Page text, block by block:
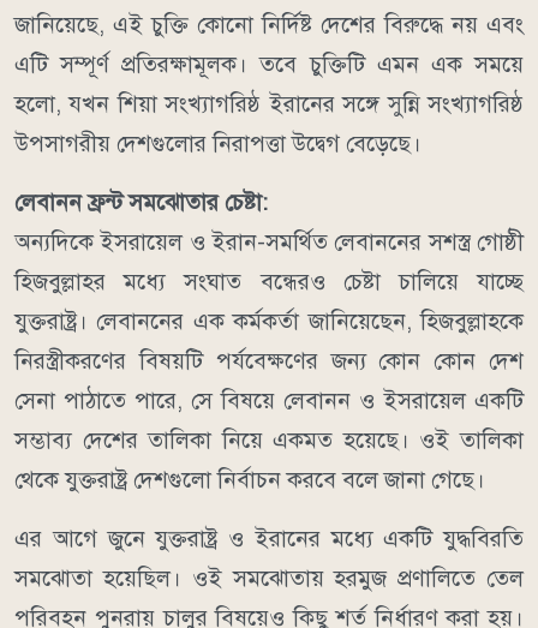
জানিয়েছে, এই চুক্তি কোনো নির্দিষ্ট দেশের বিরুদ্ধে নয় এবং
এটি সম্পূর্ণ প্রতিরক্ষামূলক।তবে চুক্তিটি এমন এক সময়ে
হলো, যখন শিয়া সংখ্যাগরিষ্ঠ ইরানের সঙ্গে সুন্নি সংখ্যাগরিষ্ঠ
উপসাগরীয় দেশগুলোর নিরাপত্তা উদ্বেগ বেড়েছে।
লেবানন ফ্রন্ট সমঝোতার চেষ্টা:
অন্যদিকে ইসরায়েল ও ইরান-সমর্থিত লেবাননের সশস্ত্র গোষ্ঠী
হিজবুল্লাহর মধ্যে সংঘাত বন্ধেরও চেষ্টা চালিয়ে যাচ্ছে
যুক্তরাষ্ট্র। লেবাননের এক কর্মকর্তা জানিয়েছেন, হিজবুল্লাহকে
নিরস্ত্রীকরণের বিষয়টি পর্যবেক্ষণের জন্য কোন কোন দেশ
সেনা পাঠাতে পারে, সে বিষয়ে লেবানন ও ইসরায়েল একটি
সম্ভাব্য দেশের তালিকা নিয়ে একমত হয়েছে। ওই তালিকা
থেকে যুক্তরাষ্ট্র দেশগুলো নির্বাচন করবে বলে জানা গেছে।
এর আগে জুনে যুক্তরাষ্ট্র ও ইরানের মধ্যে একটি যুদ্ধবিরতি
সমঝোতা হয়েছিল। ওই সমঝোতায় হরমুজ প্রণালিতে তেল
পরিবহন পুনরায় চালুর বিষয়েও কিছু শর্ত নির্ধারণ করা হয়।